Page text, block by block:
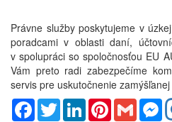
Právne služby poskytujeme v
poradcami v oblasti daní,
v spolupráci so spoločnosťou EU
Vám preto radi zabezpečíme
servis pre uskutočnenie
Facebook
TwitterLinkedInPinterestGmail